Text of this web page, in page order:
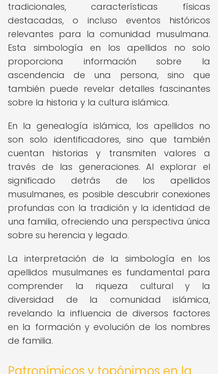
tradicionales, características físicas
destacadas, o incluso eventos históricos
relevantes para la comunidad musulmana.
Esta simbología en los apellidos no solo
proporciona información sobre la
ascendencia de una persona, sino que
también puede revelar detalles fascinantes
sobre la historia y la cultura islámica.
En la genealogía islámica, los apellidos no
son solo identificadores, sino que también
cuentan historias y transmiten valores a
través de las generaciones. Al explorar el
significado detrás de los apellidos
musulmanes, es posible descubrir conexiones
profundas con la tradición y la identidad de
una familia, ofreciendo una perspectiva única
sobre su herencia y legado.
La interpretación de la simbología en los
apellidos musulmanes es fundamental para
comprender la riqueza cultural y la
diversidad de la comunidad islámica,
revelando la influencia de diversos factores
en la formación y evolución de los nombres
de familia.